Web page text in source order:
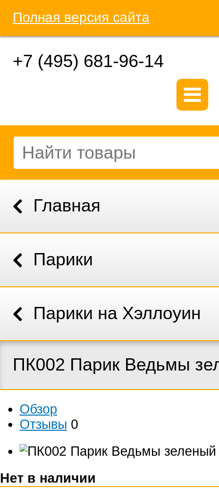
Полная версия сайта
+7 (495) 681-96-14
Главная
Парики
Парики на Хэллоуин
ПК002 Парик Ведьмы
Обзор
Отзывы 0
Нет в наличии